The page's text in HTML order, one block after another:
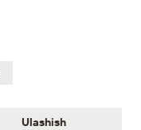
Ulashish